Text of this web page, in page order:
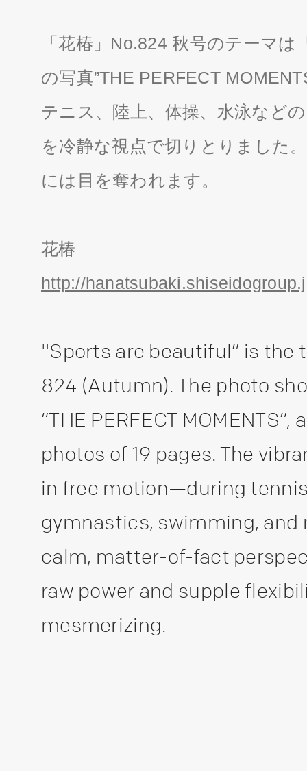
「花椿」No.824 秋号のテーマ
の写真”THE PERFECT
テニス、陸上、体操、水泳など
を冷静な視点で切りとりました
には目を奪われます。
花椿
http://
"Sports are beautiful” is the
824 (Autumn). The photo
“THE PERFECT
photos of 19 pages. The
in free motion—during
gymnastics, swimming,
calm, matter-of-fact
raw power and supple
mesmerizing.